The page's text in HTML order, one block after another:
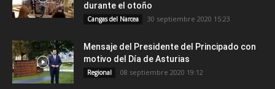
durante el otoño
Cangas del Narcea 30 septiembre 2020 15:23
Mensaje del Presidente del Principado con
motivo del Día de Asturias
Regional 08 septiembre 2020 19:12